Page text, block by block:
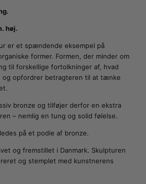
høj.
er et spændende eksempel på
former. Formen, der minder om
til forskellige fortolkninger af, hvad
og opfordrer betragteren til at tænke
bronze og tilføjer derfor en ekstra
– nemlig en tung og solid følelse.
på et podie af bronze.
og fremstillet i Danmark. Skulpturen
og stemplet med kunstnerens